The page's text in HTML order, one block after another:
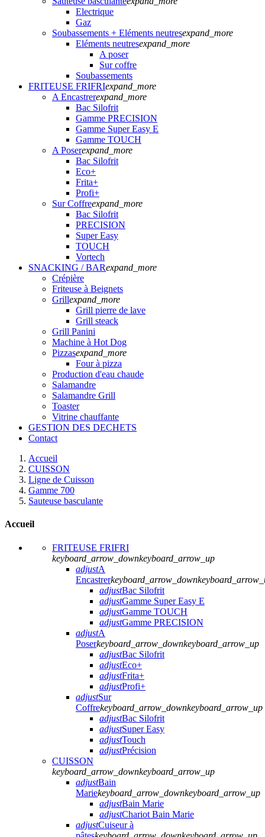
Electrique
Gaz
Soubassements + Eléments neutresexpand_more
Eléments neutresexpand_more
A poser
Sur coffre
Soubassements
FRITEUSE FRIFRIexpand_more
A Encastrerexpand_more
Bac Silofrit
Gamme PRECISION
Gamme Super Easy E
Gamme TOUCH
A Poserexpand_more
Bac Silofrit
Eco+
Frita+
Profi+
Sur Coffreexpand_more
Bac Silofrit
PRECISION
Super Easy
TOUCH
Vortech
SNACKING / BARexpand_more
Crépière
Friteuse à Beignets
Grillexpand_more
Grill pierre de lave
Grill steack
Grill Panini
Machine à Hot Dog
Pizzasexpand_more
Four à pizza
Production d'eau chaude
Salamandre
Salamandre Grill
Toaster
Vitrine chauffante
GESTION DES DECHETS
Contact
Accueil
CUISSON
Ligne de Cuisson
Gamme 700
Sauteuse basculante
Accueil
FRITEUSE FRIFRI
keyboard_arrow_downkeyboard_arrow_up
adjustA
Encastrerkeyboard_arrow_down
adjustBac Silofrit
adjustGamme Super Easy E
adjustGamme TOUCH
adjustGamme PRECISION
adjustA
Poserkeyboard_arrow_downkeyboard_arrow_up
adjustBac Silofrit
adjustEco+
adjustFrita+
adjustProfi+
adjustSur
Coffrekeyboard_arrow_downkeyboard_arrow_up
adjustBac Silofrit
adjustSuper Easy
adjustTouch
adjustPrécision
CUISSON
keyboard_arrow_downkeyboard_arrow_up
adjustBain
Mariekeyboard_arrow_downkeyboard_arrow_up
adjustBain Marie
adjustChariot Bain Marie
adjustCuiseur à